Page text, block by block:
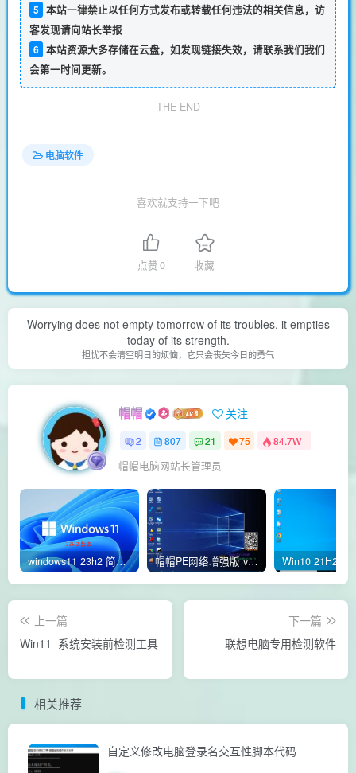
5 本站一律禁止以任何方式发布或转载任何违法的相关信息，访
客发现请向站长举报
6 本站资源大多存储在云盘，如发现链接失效，请联系我们我们
会第一时间更新。
THE END
电脑软件
喜欢就支持一下吧
点赞0 收藏
Worrying does not empty tomorrow of its troubles, it empties
today of its strength.
担忧不会清空明日的烦恼，它只会丧失今日的勇气
帽帽 关注
2 807 21 75 84.7W+
帽帽电脑网站长管理员
windows11 23h2 简体中文版64位 正式版 帽帽PE网络增强版 v2.4版本
上一篇
Win11_系统安装前检测工具
下一篇
联想电脑专用检测软件
相关推荐
自定义修改电脑登录名交互性脚本代码